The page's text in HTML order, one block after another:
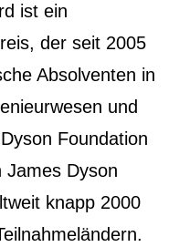
ist ein
der seit 2005
Absolventen in
und
Foundation
James Dyson
knapp 2000